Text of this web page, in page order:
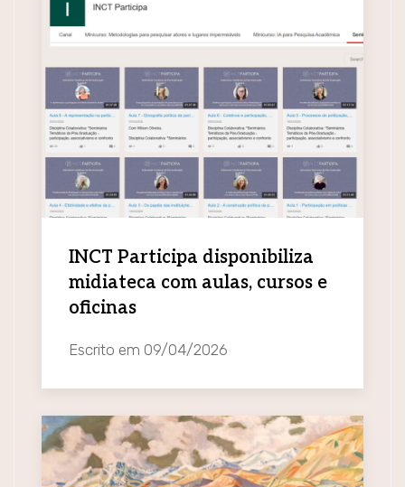
INCT Participa disponibiliza
midiateca com aulas, cursos e
oficinas
Escrito em 09/04/2026